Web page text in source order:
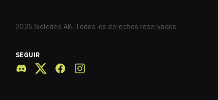
2026 Sidledes AB. Todos los derechos reservados.
SEGUIR